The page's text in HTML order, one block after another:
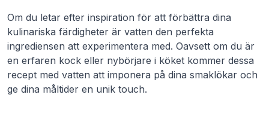
Om du letar efter inspiration för att förbättra dina
kulinariska färdigheter är vatten den perfekta
ingrediensen att experimentera med. Oavsett om du är
en erfaren kock eller nybörjare i köket kommer dessa
recept med vatten att imponera på dina smaklökar och
ge dina måltider en unik touch.